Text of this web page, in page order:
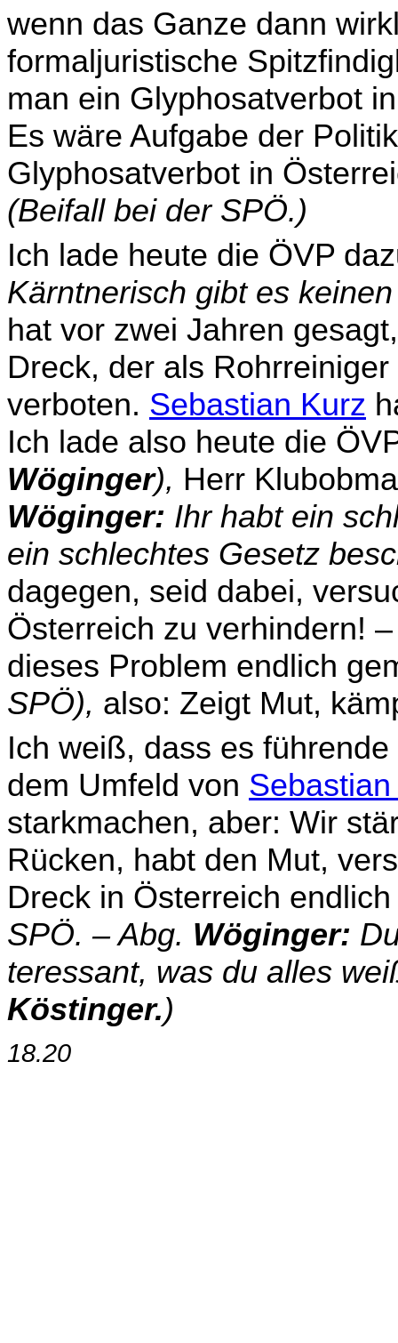
wenn das Ganze dann
formaljuristische
man ein Glyphosatverbot
Es wäre Aufgabe der
Glyphosatverbot in
(Beifall bei der SPÖ.)
Ich lade heute die ÖVP
Kärntnerisch gibt es
hat vor zwei Jahren
Dreck, der als
verboten. Sebastian Kurz
Ich lade also heute die
Wöginger), Herr
Wöginger: Ihr habt ein
ein schlechtes Gesetz
dagegen, seid dabei,
Österreich zu verhin­dern!
dieses Problem endlich
SPÖ), also: Zeigt Mut,
Ich weiß, dass es
dem Umfeld von
starkmachen, aber: Wir
Rücken, habt den Mut,
Dreck in Österreich
SPÖ. – Abg. Wöginger:
teressant, was du alles
Köstinger.)
18.20